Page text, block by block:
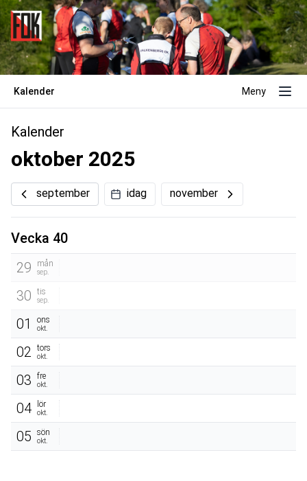
Kalender Meny
Kalender
oktober 2025
september idag november
Vecka 40
29
mån
sep.
30 tis
sep.
01 ons
okt.
02 tors
okt.
03 fre
okt.
04 lör
okt.
05 sön
okt.